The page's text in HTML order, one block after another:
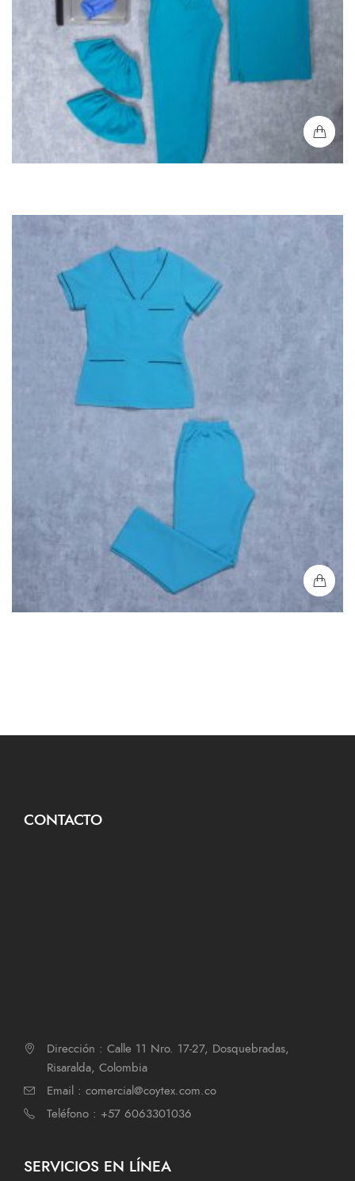
CONTACTO
Dirección : Calle 11 Nro. 17-27, Dosquebradas,
Risaralda, Colombia
Email : comercial@coytex.com.co
Teléfono : +57 6063301036
SERVICIOS EN LÍNEA